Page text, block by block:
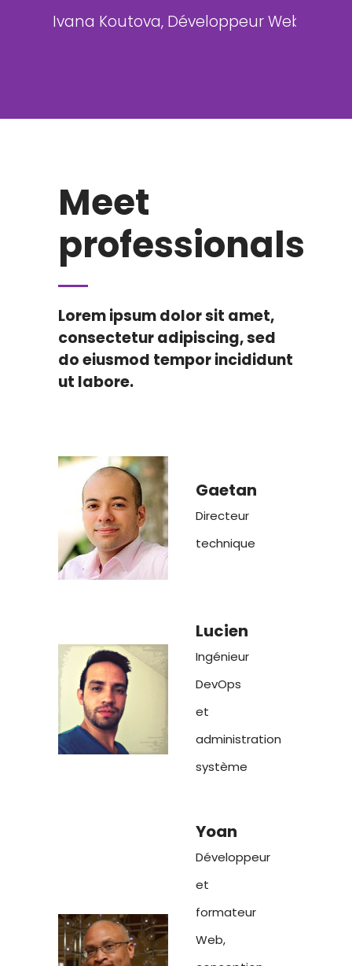
Ivana Koutova, Développeur Web
Meet
professionals
Lorem ipsum dolor sit amet,
consectetur adipiscing, sed
do eiusmod tempor incididunt
ut labore.
Gaetan
Directeur
technique
Lucien
Ingénieur
DevOps
et
administration
système
Yoan
Développeur
et
formateur
Web,